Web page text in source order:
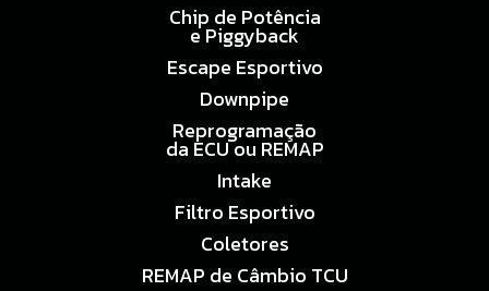
Chip de Potência
e Piggyback
Escape Esportivo
Downpipe
Reprogramação
da ECU ou REMAP
Intake
Filtro Esportivo
Coletores
REMAP de Câmbio TCU